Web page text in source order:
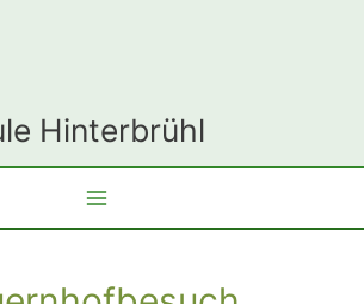
Hinterbrühl